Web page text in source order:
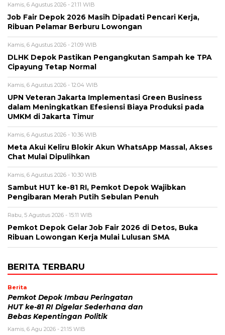
Kamis, 6 Agustus 2026 - 21:11 WIB
Job Fair Depok 2026 Masih Dipadati Pencari Kerja,
Ribuan Pelamar Berburu Lowongan
Kamis, 6 Agustus 2026 - 21:09 WIB
DLHK Depok Pastikan Pengangkutan Sampah ke TPA
Cipayung Tetap Normal
Kamis, 6 Agustus 2026 - 12:04 WIB
UPN Veteran Jakarta Implementasi Green Business
dalam Meningkatkan Efesiensi Biaya Produksi pada
UMKM di Jakarta Timur
Kamis, 6 Agustus 2026 - 10:36 WIB
Meta Akui Keliru Blokir Akun WhatsApp Massal, Akses
Chat Mulai Dipulihkan
Kamis, 6 Agustus 2026 - 10:30 WIB
Sambut HUT ke-81 RI, Pemkot Depok Wajibkan
Pengibaran Merah Putih Sebulan Penuh
Rabu, 5 Agustus 2026 - 15:11 WIB
Pemkot Depok Gelar Job Fair 2026 di Detos, Buka
Ribuan Lowongan Kerja Mulai Lulusan SMA
BERITA TERBARU
Berita
Pemkot Depok Imbau Peringatan
HUT ke-81 RI Digelar Sederhana dan
Bebas Kepentingan Politik
Kamis, 6 Agu 2026 - 21:15 WIB